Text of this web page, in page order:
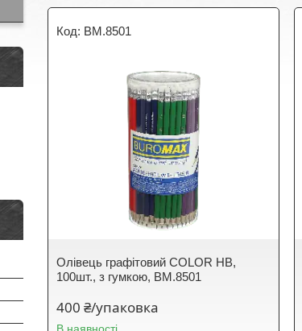
BM.8501
Олівець графітовий COLOR HB,
100шт., з гумкою, BM.8501
400 ₴/упаковка